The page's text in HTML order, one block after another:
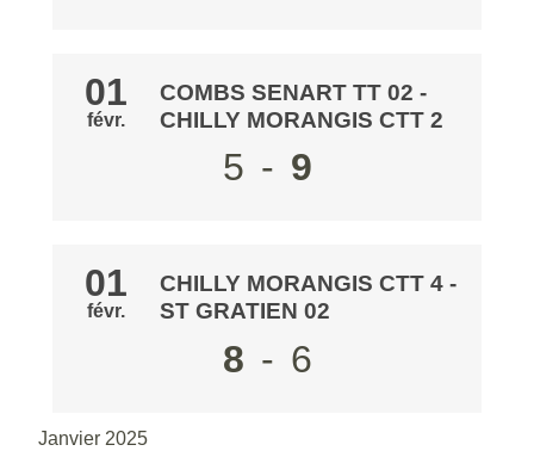
01
févr.
COMBS SENART TT 02 -
CHILLY MORANGIS CTT 2
5 - 9
01
févr.
CHILLY MORANGIS CTT 4 -
ST GRATIEN 02
8 - 6
Janvier 2025